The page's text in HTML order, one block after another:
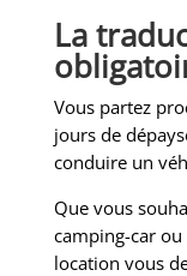
La
Vous partez
jours de
conduire un
Que vous
camping-car
location vous